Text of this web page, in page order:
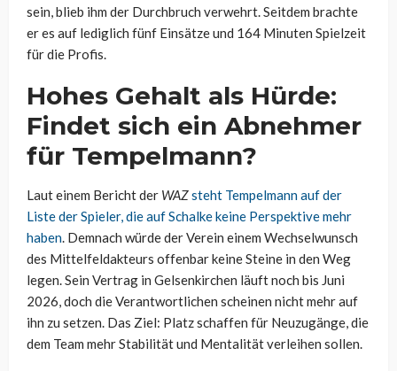
sein, blieb ihm der Durchbruch verwehrt. Seitdem brachte
er es auf lediglich fünf Einsätze und 164 Minuten Spielzeit
für die Profis.
Hohes Gehalt als Hürde:
Findet sich ein Abnehmer
für Tempelmann?
Laut einem Bericht der WAZsteht Tempelmann auf der
Liste der Spieler, die auf Schalke keine Perspektive mehr
haben. Demnach würde der Verein einem Wechselwunsch
des Mittelfeldakteurs offenbar keine Steine in den Weg
legen. Sein Vertrag in Gelsenkirchen läuft noch bis Juni
2026, doch die Verantwortlichen scheinen nicht mehr auf
ihn zu setzen. Das Ziel: Platz schaffen für Neuzugänge, die
dem Team mehr Stabilität und Mentalität verleihen sollen.